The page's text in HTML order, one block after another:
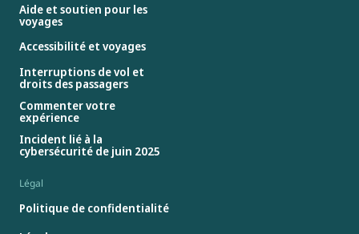
Aide et soutien pour les
voyages
Accessibilité et voyages
Interruptions de vol et
droits des passagers
Commenter votre
expérience
Incident lié à la
cybersécurité de juin 2025
Légal
Politique de confidentialité